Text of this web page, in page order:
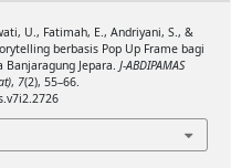
U., Fatimah, E., Andriyani, S., &
berbasis Pop Up Frame bagi
Jepara. J-ABDIPAMAS
, 7(2), 55–66.